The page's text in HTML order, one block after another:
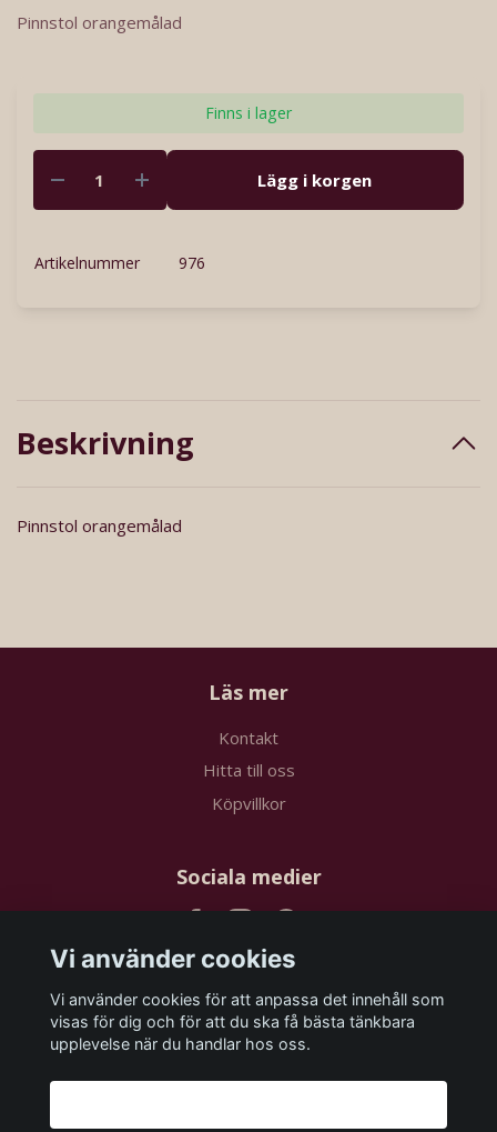
Pinnstol orangemålad
Finns i lager
Lägg i korgen
Artikelnummer 976
Beskrivning
Pinnstol orangemålad
Läs mer
Kontakt
Hitta till oss
Köpvillkor
Sociala medier
Prenumerera på vårt nyhetsbrev
Vi använder cookies
Vi använder cookies för att anpassa det innehåll som
visas för dig och för att du ska få bästa tänkbara
upplevelse när du handlar hos oss.